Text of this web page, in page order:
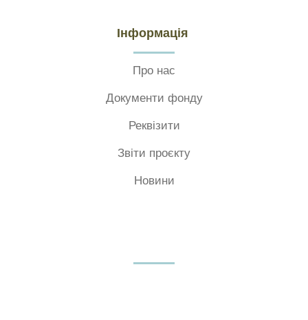
Інформація
Про нас
Документи фонду
Реквізити
Звіти проєкту
Новини